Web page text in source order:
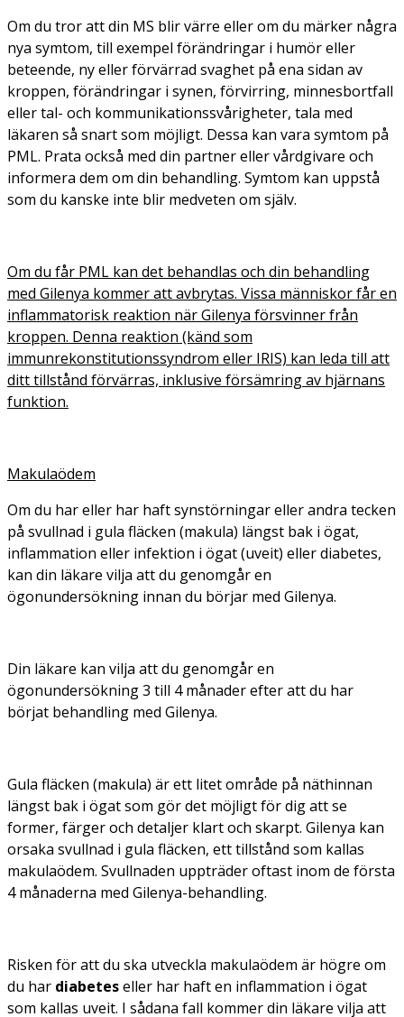
Om du tror att din MS blir värre eller om du märker några
nya symtom, till exempel förändringar i humör eller
beteende, ny eller förvärrad svaghet på ena sidan av
kroppen, förändringar i synen, förvirring, minnesbortfall
eller tal- och kommunikationssvårigheter, tala med
läkaren så snart som möjligt. Dessa kan vara symtom på
PML. Prata också med din partner eller vårdgivare och
informera dem om din behandling. Symtom kan uppstå
som du kanske inte blir medveten om själv.
Om du får PML kan det behandlas och din behandling
med Gilenya kommer att avbrytas. Vissa människor får en
inflammatorisk reaktion när Gilenya försvinner från
kroppen. Denna reaktion (känd som
immunrekonstitutionssyndrom eller IRIS) kan leda till att
ditt tillstånd förvärras, inklusive försämring av hjärnans
funktion.
Makulaödem
Om du har eller har haft synstörningar eller andra tecken
på svullnad i gula fläcken (makula) längst bak i ögat,
inflammation eller infektion i ögat (uveit) eller diabetes,
kan din läkare vilja att du genomgår en
ögonundersökning innan du börjar med Gilenya.
Din läkare kan vilja att du genomgår en
ögonundersökning 3 till 4 månader efter att du har
börjat behandling med Gilenya.
Gula fläcken (makula) är ett litet område på näthinnan
längst bak i ögat som gör det möjligt för dig att se
former, färger och detaljer klart och skarpt. Gilenya kan
orsaka svullnad i gula fläcken, ett tillstånd som kallas
makulaödem. Svullnaden uppträder oftast inom de första
4 månaderna med Gilenya-behandling.
Risken för att du ska utveckla makulaödem är högre om
du har diabeteseller har haft en inflammation i ögat
som kallas uveit. I sådana fall kommer din läkare vilja att